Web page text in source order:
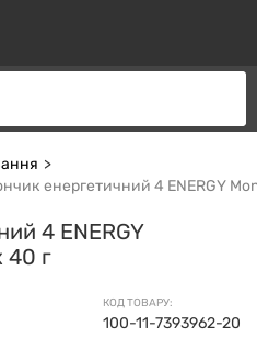
енергетичний 4 ENERGY
4 ENERGY
40 г
КОД ТОВАРУ:
100-11-7393962-20